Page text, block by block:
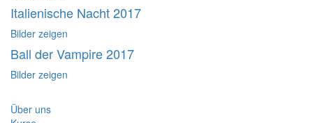
Italienische Nacht 2017
Bilder zeigen
Ball der Vampire 2017
Bilder zeigen
Über uns